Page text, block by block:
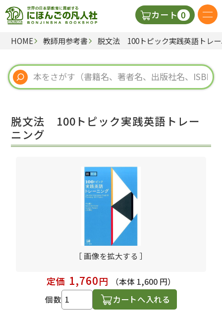
カート 0
日本語の教科書
視聴覚・補助教材
教師用参考書
HOME 教師用参考書 脱文法 100トピック実践英語トレ
脱文法 100トピック実践英語トレー
ニング
［ 画像を拡大する ］
定価 1,760円
（本体 1,600 円）
個数
カートへ入れる